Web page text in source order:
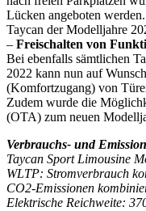
Lücken angeboten
Taycan der Modelljahre
– Freischalten von
Bei ebenfalls sämtlichen
2022 kann nun auf
(Komfortzugang) von
Zudem wurde die
(OTA) zum neuen
Verbrauchs- und
Taycan Sport Limousine
WLTP: Stromverbrauch
CO2-Emissionen
Elektrische Reichweite: